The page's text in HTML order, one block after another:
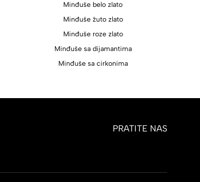
Minđuše belo zlato
Minđuše žuto zlato
Minđuše roze zlato
Minđuše sa dijamantima
Minđuše sa cirkonima
PRATITE NAS